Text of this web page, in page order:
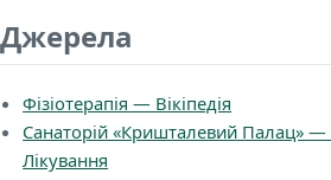
Джерела
Фізіотерапія — Вікіпедія
Санаторій «Кришталевий Палац» —
Лікування